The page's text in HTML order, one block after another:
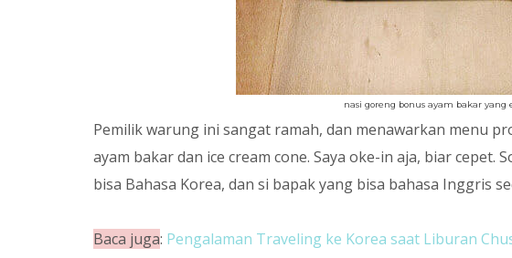
nasi goreng bonus ayam bakar yang
Pemilik warung ini sangat ramah, dan menawarkan menu
ayam bakar dan ice cream cone. Saya oke-in aja, biar cepet.
bisa Bahasa Korea, dan si bapak yang bisa bahasa Inggris
Baca juga: Pengalaman Traveling ke Korea saat Liburan